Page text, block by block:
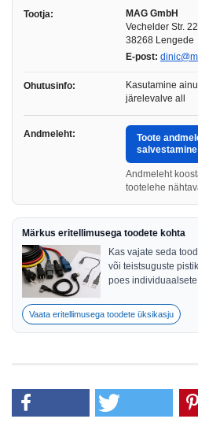
Tootja:
MAG GmbH
Vechelder Str. 22
38268 Lengede
E-post:
Ohutusinfo:
Kasutamine
järelevalve all
Andmeleht:
Toote
Andmeleht
tootelehe
Märkus eritellimusega toodete kohta
Kas vajate seda
või teistsuguste
poes
Vaata eritellimusega toodete üksikasju